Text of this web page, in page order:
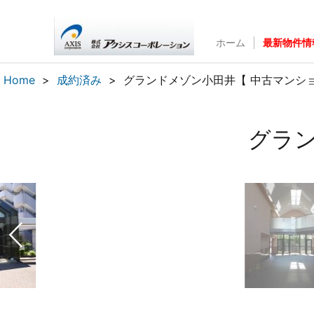
ホーム 最新物件情
Home 成約済み グランドメゾン小田井【 中古マンシ
グラ